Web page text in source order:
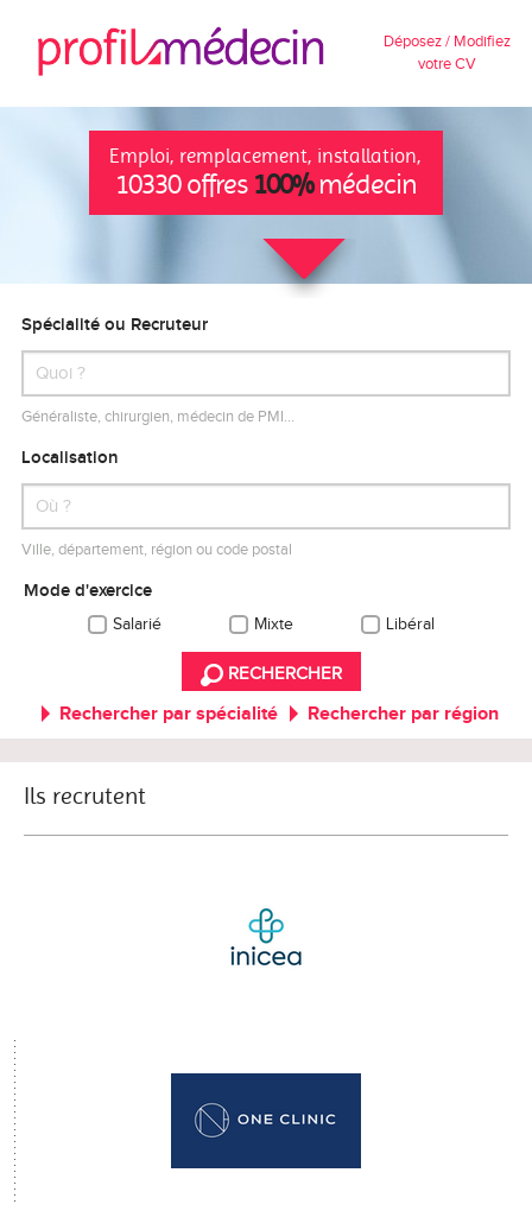
Déposez / Modifiez
votre CV
Emploi, remplacement, installation,
10330 offres 100%médecin
Spécialité ou Recruteur
Généraliste, chirurgien, médecin de PMI…
Localisation
Ville, département, région ou code postal
Mode d'exercice
Salarié Mixte Libéral
RECHERCHER
Rechercher par spécialité Rechercher par région
Ils recrutent